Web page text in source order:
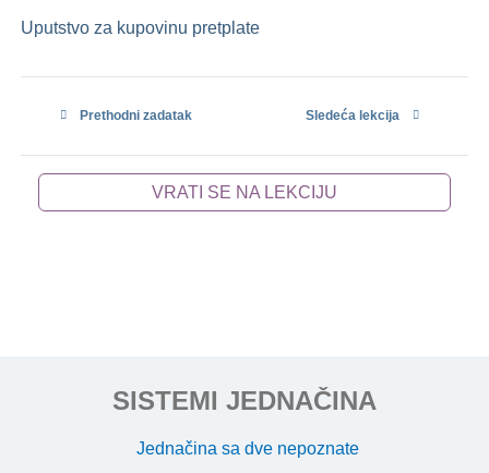
Uputstvo za kupovinu pretplate
Prethodni zadatak Sledeća lekcija
VRATI SE NA LEKCIJU
SISTEMI JEDNAČINA
Jednačina sa dve nepoznate